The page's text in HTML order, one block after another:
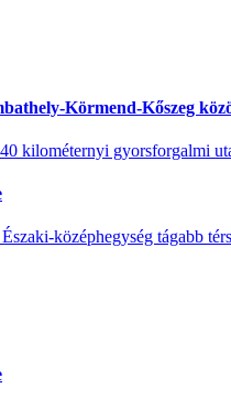
Körmend-Kőszeg
kilométernyi gyorsforgalmi
középhegység tágabb